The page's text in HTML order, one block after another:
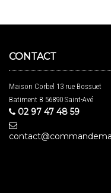
CONTACT
Maison Corbel 13 rue Bossuet
Batiment B 56890 Saint-Avé
02 97 47 48 59